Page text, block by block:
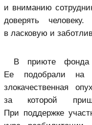
и вниманию
доверять
в ласковую и
В приюте фонда
Ее подобрали на
злокачественная
за которой
При поддержке